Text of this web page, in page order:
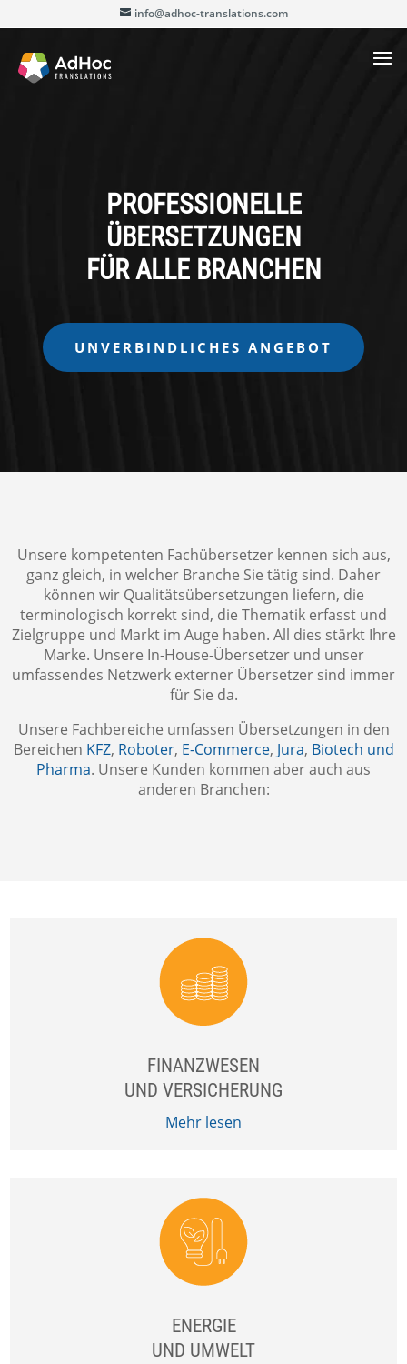
info@adhoc-translations.com
PROFESSIONELLE
ÜBERSETZUNGEN
FÜR ALLE BRANCHEN
UNVERBINDLICHES ANGEBOT
Unsere kompetenten Fachübersetzer kennen sich aus,
ganz gleich, in welcher Branche Sie tätig sind. Daher
können wir Qualitätsübersetzungen liefern, die
terminologisch korrekt sind, die Thematik erfasst und
Zielgruppe und Markt im Auge haben. All dies stärkt Ihre
Marke. Unsere In-House-Übersetzer und unser
umfassendes Netzwerk externer Übersetzer sind immer
für Sie da.
Unsere Fachbereiche umfassen Übersetzungen in den
Bereichen KFZ, Roboter, E-Commerce, Jura, Biotech und
Pharma. Unsere Kunden kommen aber auch aus
anderen Branchen:
FINANZWESEN
UND VERSICHERUNG
Mehr lesen
ENERGIE
UND UMWELT